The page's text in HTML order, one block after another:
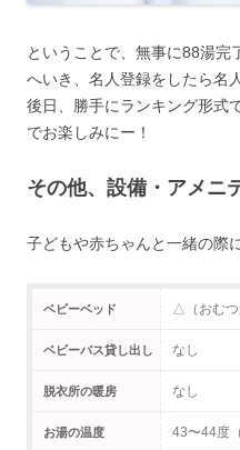
ということで、無事に88湯完
へいき、名人登録をしたら名
後日、勝手にランキング形式
でお楽しみにー！
その他、設備・アメニ
子どもや赤ちゃんと一緒の際
ベビーベッド △（おむつ
ベビーバス貸し出し なし
脱衣所の暖房 なし
お湯の温度 43〜44度